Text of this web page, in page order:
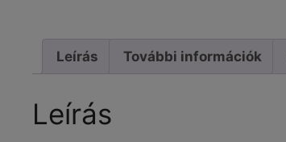
Leírás További információk
Leírás